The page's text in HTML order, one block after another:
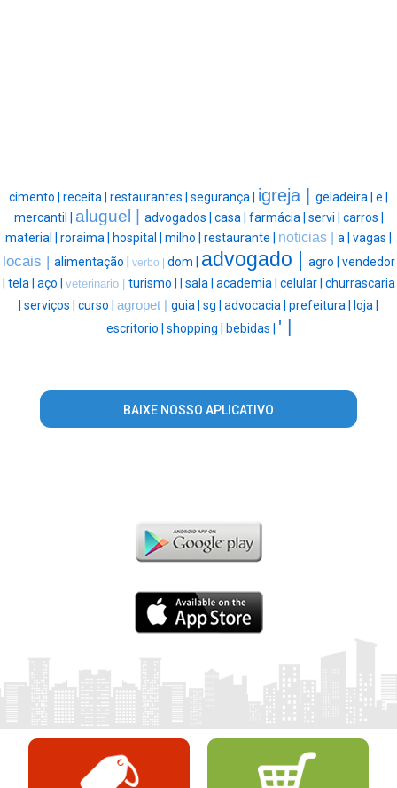
cimento | receita | restaurantes | segurança | igreja | geladeira | e |
mercantil | aluguel | advogados | casa | farmácia | servi | carros |
material | roraima | hospital | milho | restaurante | noticias | a | vagas |
locais | alimentação | verbo | dom | advogado | agro | vendedor
| tela | aço | veterinario | turismo | | sala | academia | celular | churrascaria
| serviços | curso | agropet | guia | sg | advocacia | prefeitura | loja |
escritorio | shopping | bebidas | ' |
BAIXE NOSSO APLICATIVO